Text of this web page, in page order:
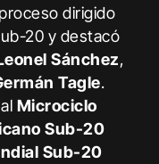
dirigido
20 y destacó
Sánchez,
Tagle.
Microciclo
Sub-20
Sub-20